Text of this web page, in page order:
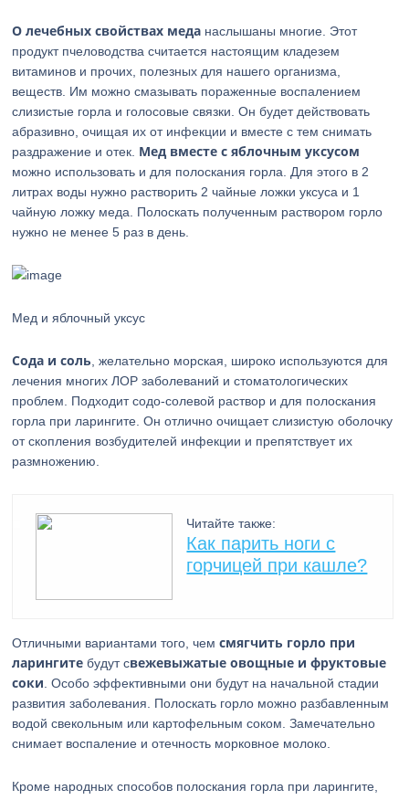
О лечебных свойствах меда наслышаны многие. Этот
продукт пчеловодства считается настоящим кладезем
витаминов и прочих, полезных для нашего организма,
веществ. Им можно смазывать пораженные воспалением
слизистые горла и голосовые связки. Он будет действовать
абразивно, очищая их от инфекции и вместе с тем снимать
раздражение и отек. Мед вместе с яблочным уксусом
можно использовать и для полоскания горла. Для этого в 2
литрах воды нужно растворить 2 чайные ложки уксуса и 1
чайную ложку меда. Полоскать полученным раствором горло
нужно не менее 5 раз в день.
Мед и яблочный уксус
Сода и соль , желательно морская, широко используются для
лечения многих ЛОР заболеваний и стоматологических
проблем. Подходит содо-солевой раствор и для полоскания
горла при ларингите. Он отлично очищает слизистую оболочку
от скопления возбудителей инфекции и препятствует их
размножению.
Читайте также:
Как парить ноги с
горчицей при кашле?
Отличными вариантами того, чемсмягчить горло при
ларингите будут свежевыжатые овощные и фруктовые
соки . Особо эффективными они будут на начальной стадии
развития заболевания. Полоскать горло можно разбавленным
водой свекольным или картофельным соком. Замечательно
снимает воспаление и отечность морковное молоко.
Кроме народных способов полоскания горла при ларингите,